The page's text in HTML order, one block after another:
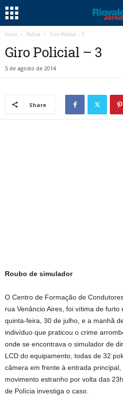
Início Polícia Giro Policial – 3
Giro Policial – 3
5 de agosto de 2014
Share
Roubo de simulador
O Centro de Formação de
rua Venâncio Aires, foi vítima de furto
quinta-feira, 30 de julho, e a manhã
indivíduo que praticou o crime
onde se encontrava o simulador de
LCD do equipamento, todas de 32
câmera em frente à entrada
movimento estranho por volta das
de Polícia investiga o caso.